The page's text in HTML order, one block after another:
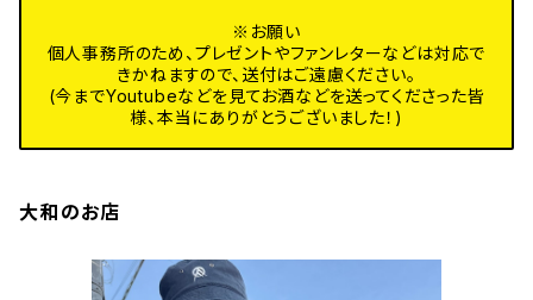
※お願い
個人事務所のため、プレゼントやファンレターなどは対応で
きかねますので、送付はご遠慮ください。
(今までYoutubeなどを見てお酒などを送ってくださった皆
様、本当にありがとうございました！)
大和のお店